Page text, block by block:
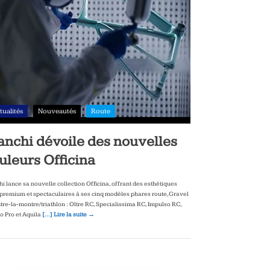
Nouveautés Route
dévoile des nouvelles
Officina
lance sa nouvelle collection Officina, offrant des esthétiques
et spectaculaires à ses cinq modèles phares route, Gravel
triathlon : Oltre RC, Specialissima RC, Impulso RC,
Pro et Aquila […] Lire la suite →